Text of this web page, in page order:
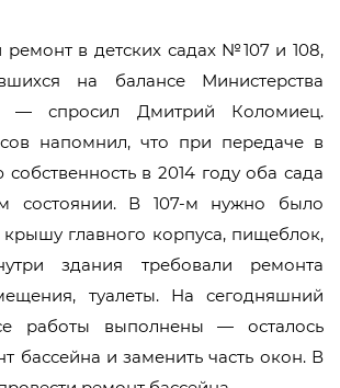
в детских садах №107 и 108,
на балансе Министерства
спросил Дмитрий Коломиец.
напомнил, что при передаче в
в 2014 году оба сада
состоянии. В 107-м нужно было
главного корпуса, пищеблок,
здания требовали ремонта
туалеты. На сегодняшний
работы выполнены — осталось
бассейна и заменить часть окон. В